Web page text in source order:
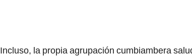
Incluso, la propia agrupación cumbiambera